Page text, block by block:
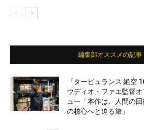
編集部オススメの記事
『タービュランス 絶空
ウディオ・ファエ監督
ュー「本作は、人間の
の核心へと迫る旅」